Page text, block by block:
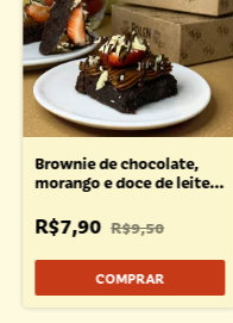
Brownie de chocolate,
morango e doce de leite •
R$7,90 R$9,50